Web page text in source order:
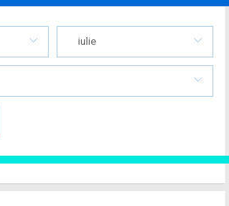
iulie